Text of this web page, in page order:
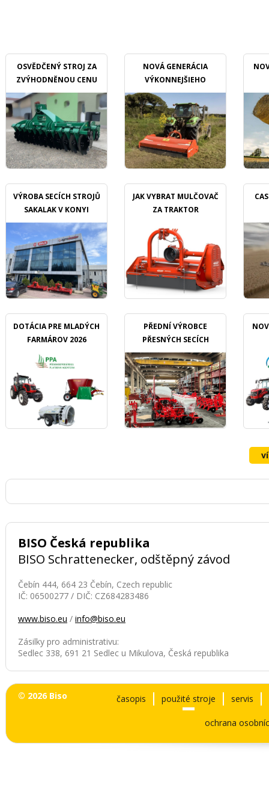
OSVĚDČENÝ STROJ ZA
ZVÝHODNĚNOU CENU
NOVÁ GENERÁCIA
VÝKONNEJŠIEHO
MULČOVAČU
VÝROBA SECÍCH STROJŮ
SAKALAK V KONYI
JAK VYBRAT MULČOVAČ
ZA TRAKTOR
DOTÁCIA PRE MLADÝCH
FARMÁROV 2026
PŘEDNÍ VÝROBCE
PŘESNÝCH SECÍCH
STROJŮ OZDOKEN
BISO Česká republika
BISO Schrattenecker, odštěpný závod
Čebín 444, 664 23 Čebín, Czech republic
IČ: 06500277 / DIČ: CZ684283486
www.biso.eu / info@biso.eu
Zásilky pro administrativu:
Sedlec 338, 691 21 Sedlec u Mikulova, Česká republika
© 2026 Biso časopis použité stroje servis
ochrana